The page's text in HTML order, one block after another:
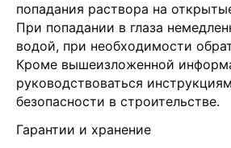
попадания раствора на
При попадании в глаза
водой, при необходимости
Кроме вышеизложенной
руководствоваться
безопасности в строительстве.
Гарантии и хранение